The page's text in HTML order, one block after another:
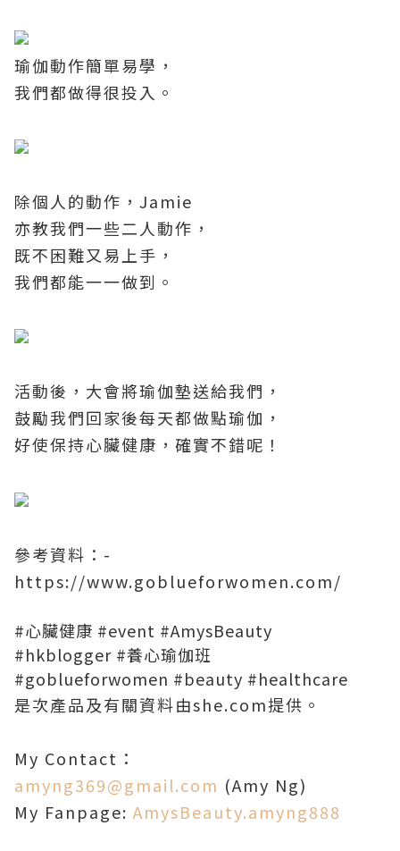
瑜伽動作簡單易學，
我們都做得很投入。
除個人的動作， Jamie
亦教我們一些二人動作，
既不困難又易上手，
我們都能一一做到。
活動後，大會將瑜伽墊送給我們，
鼓勵我們回家後每天都做點瑜伽，
好使保持心臟健康，確實不錯呢！
參考資料： -
https://www.goblueforwomen.com/
#心臟健康 #event #AmysBeauty
#hkblogger #養心瑜伽班
#goblueforwomen #beauty #healthcare
是次產品及有關資料由she.com提供。
My Contact ：
amyng369@gmail.com (Amy Ng)
My Fanpage: AmysBeauty.amyng888